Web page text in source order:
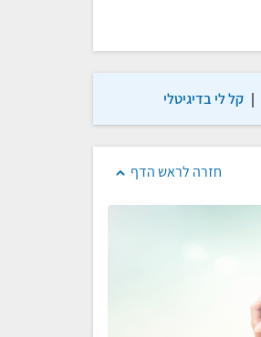
| קל לי בדיגיטלי
חזרה לראש הדף